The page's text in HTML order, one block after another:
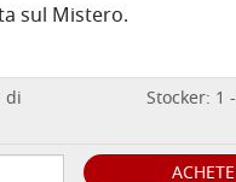
sul Mistero.
di
Stocker: 1